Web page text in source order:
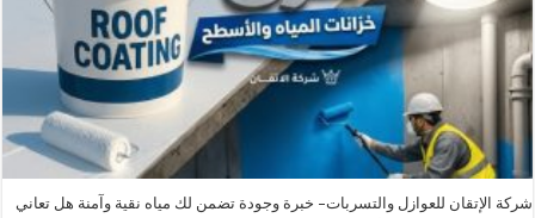
شركة الإتقان للعوازل والتسربات– خبرة وجودة تضمن لك مياه نقية وآمنة هل تعاني